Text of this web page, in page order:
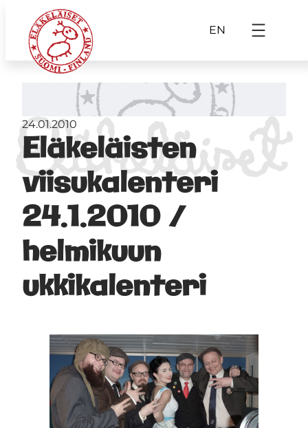
EN
Eläkeläisten
viisukalenteri
24.1.2010 /
helmikuun
ukkikalenteri
24.01.2010